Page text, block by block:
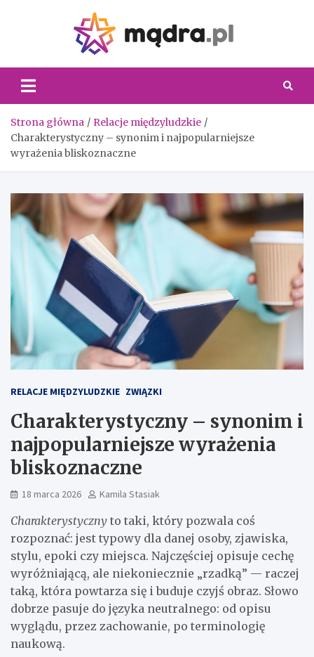
Strona główna
Relacje międzyludzkie
Charakterystyczny – synonim i najpopularniejsze
wyrażenia bliskoznaczne
RELACJE MIĘDZYLUDZKIE ZWIĄZKI
Charakterystyczny – synonim i
najpopularniejsze wyrażenia
bliskoznaczne
18 marca 2026 Kamila Stasiak
Charakterystyczny to taki, który pozwala coś
rozpoznać: jest typowy dla danej osoby, zjawiska,
stylu, epoki czy miejsca. Najczęściej opisuje cechę
wyróżniającą, ale niekoniecznie „rzadką” — raczej
taką, która powtarza się i buduje czyjś obraz. Słowo
dobrze pasuje do języka neutralnego: od opisu
wyglądu, przez zachowanie, po terminologię
naukową.